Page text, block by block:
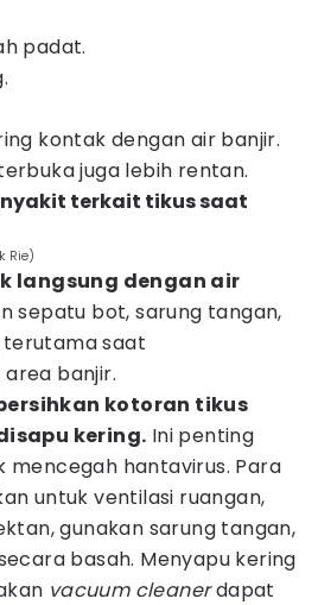
padat.
kontak dengan air banjir.
juga lebih rentan.
terkait tikus saat
Rie)
langsung dengan air
sepatu bot, sarung tangan,
terutama saat
banjir.
kotoran tikus
kering. Ini penting
mencegah hantavirus. Para
untuk ventilasi ruangan,
gunakan sarung tangan,
basah. Menyapu kering
vacuum cleanerdapat